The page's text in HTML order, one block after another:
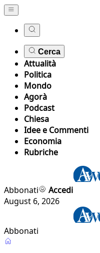
Cerca
Attualità
Politica
Mondo
Agorà
Podcast
Chiesa
Idee e Commenti
Economia
Rubriche
Abbonati
Accedi
August 6, 2026
Abbonati